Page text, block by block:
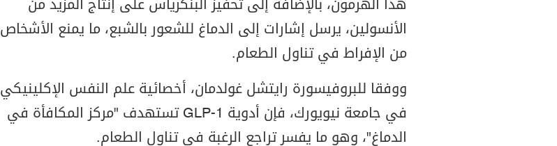
هذا الهرمون، بالإضافة إلى تحفيز البنكرياس على إنتاج المزيد من
الأنسولين، يرسل إشارات إلى الدماغ للشعور بالشبع، ما يمنع الأشخاص
من الإفراط في تناول الطعام.
ووفقا للبروفيسورة رايتشل غولدمان، أخصائية علم النفس الإكلينيكي
في جامعة نيويورك، فإن أدوية GLP-1 تستهدف "مركز المكافأة في
الدماغ"، وهو ما يفسر تراجع الرغبة في تناول الطعام.